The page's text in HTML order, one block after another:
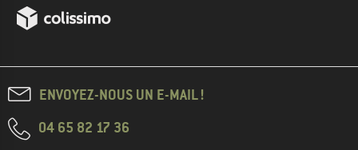
ENVOYEZ-NOUS UN E-MAIL !
04 65 82 17 36